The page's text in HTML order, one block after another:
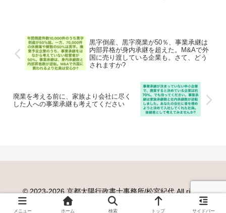
黒字倒産、黒字廃業が50％、事業承継は
内部昇格が身内承継を超えた。M&Aで外
国に売り渡している企業も。さて、どう
されますか?
廃業を考える前に、家族より会社に尽く
した人への事業承継も考えてください
©️ 2023-2026 京都太陽行政書士事務所/松宮紀代 All rights
reserved. No reproduction without permission.
メニュー ホーム 検索 トップ サイドバー